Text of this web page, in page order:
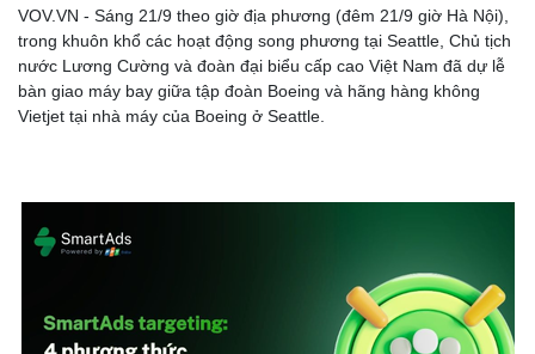
Sức khỏe
Dinh dưỡng - món ngon
Sản phụ khoa
Nhi khoa
Phòng mạch online
Ăn sạch sống khỏe
Đời sống
Nhà đẹp
Tình yêu - Gia đình
VOV.VN - Sáng 21/9 theo giờ địa phương (đêm 21/9 giờ Hà Nội),
trong khuôn khổ các hoạt động song phương tại Seattle, Chủ tịch
nước Lương Cường và đoàn đại biểu cấp cao Việt Nam đã dự lễ
bàn giao máy bay giữa tập đoàn Boeing và hãng hàng không
Vietjet tại nhà máy của Boeing ở Seattle.